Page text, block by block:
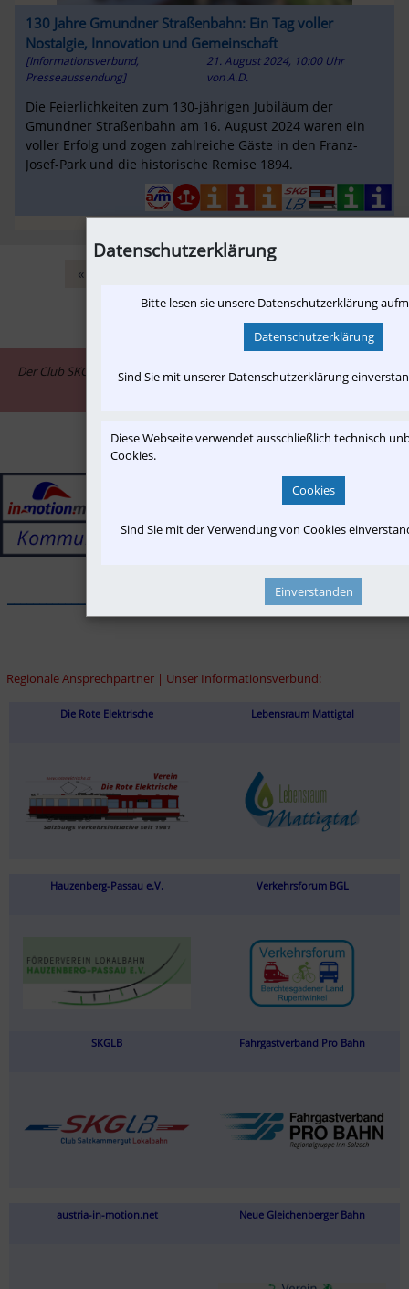
130 Jahre Gmundner Straßenbahn: Ein Tag voller
Nostalgie, Innovation und Gemeinschaft
[Informationsverbund,
Presseaussendung]
21. August 2024, 10:00 Uhr
vonA.D.
Die Feierlichkeiten zum 130-jährigen Jubiläum der
Gmundner Straßenbahn am 16. August 2024 waren ein
voller Erfolg und zogen zahlreiche Gäste in den Franz-
Josef-Park und die historische Remise 1894.
«
Der Club SKGLB ist assoziiertes Mitglied im Informationsnetzwerk "in-
Regionale Ansprechpartner | Unser Informationsverbund:
Die Rote Elektrische Lebensraum Mattigtal
Hauzenberg-Passau e.V. Verkehrsforum BGL
SKGLB Fahrgastverband Pro Bahn
austria-in-motion.net Neue Gleichenberger Bahn
Datenschutzerklärung
Bitte lesen sie unsere Datenschutzerklärung
Datenschutzerklärung
Sind Sie mit unserer Datenschutzerklärung
Diese Webseite verwendet ausschließlich technisch
Cookies.
Cookies
Sind Sie mit der Verwendung von Cookies
Einverstanden